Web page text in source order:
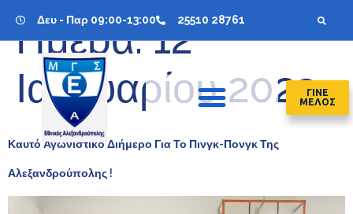
Δευ - Παρ 09:00-13:00 25510 28761
ΓΙΝΕ
ΜΕΛΟΣ
Ημέρα:12
Ιανουαρίου 2023
Καυτό Αγωνιστικό Διήμερο Για Το Πινγκ-Πονγκ Της
Αλεξανδρούπολης !